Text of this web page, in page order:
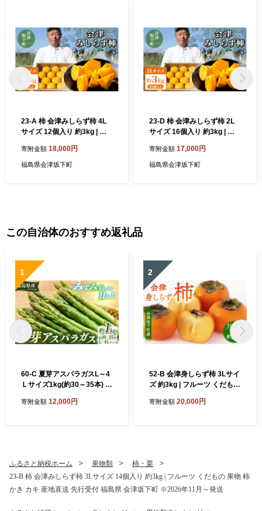
23-A 柿 会津みしらず柿 4L
サイズ 12個入り 約3kg | フ
カキ 産地直送 先行受付 福島
県 会津坂下町 ※2026年11月
寄附金額 18,000円
福島県会津坂下町
23-D 柿 会津みしらず柿 2L
サイズ 16個入り 約3kg | フ
カキ 産地直送 先行受付 福島
県 会津坂下町 ※2026年11月
寄附金額 17,000円
福島県会津坂下町
この自治体のおすすめ返礼品
1
60-C 夏芽アスパラガスL～4
Ｌサイズ1kg(約30～35本) ※
寄附金額 12,000円
2
52-B 会津身しらず柿 3Lサイ
ズ 約3kg | フルーツ くだもの
福島県 会津坂下町 ※2026年
寄附金額 20,000円
ふるさと納税ホーム 果物類
柿・栗
23-B 柿 会津みしらず柿 3Lサイズ 14個入り 約3kg | フルーツ くだもの 果物 柿
かき カキ 産地直送 先行受付 福島県 会津坂下町 ※2026年11月～発送